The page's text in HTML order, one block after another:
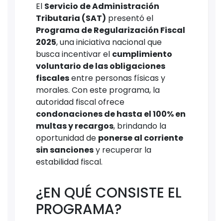
El Servicio de Administración
Tributaria (SAT) presentó el
Programa de Regularización Fiscal
2025, una iniciativa nacional que
busca incentivar el cumplimiento
voluntario de las obligaciones
fiscalesentre personas físicas y
morales. Con este programa, la
autoridad fiscal ofrece
condonaciones de hasta el 100% en
multas y recargos, brindando la
oportunidad de ponerse al corriente
sin sancionesy recuperar la
estabilidad fiscal.
¿EN QUÉ CONSISTE EL
PROGRAMA?